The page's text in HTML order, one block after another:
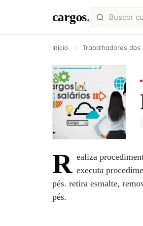
cargos.
Início › Trabalhadores
R ealiza
executa
pés. retira esmalte,
pés.